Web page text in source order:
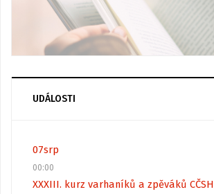
UDÁLOSTI
07srp
00:00
XXXIII. kurz varhaníků a zpěváků CČSH